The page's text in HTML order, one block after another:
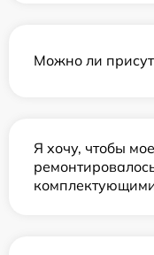
Можно ли
Я хочу, чтобы